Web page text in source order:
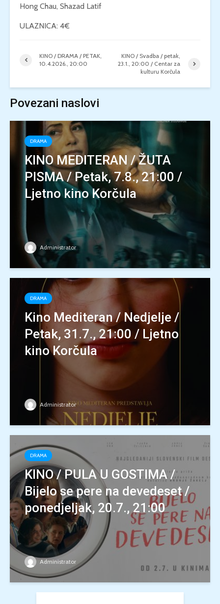
Hong Chau, Shazad Latif
ULAZNICA: 4€
KINO / DRAMA / PETAK,
10.4.2026., 20:00
KINO / Svadba / petak,
23.1., 20:00 / Centar za
kulturu Korčula
Povezani naslovi
DRAMA
KINO MEDITERAN / ŽUTA
PISMA / Petak, 7.8., 21:00 /
Ljetno kino Korčula
Administrator
DRAMA
Kino Mediteran / Nedjelje /
Petak, 31.7., 21:00 / Ljetno
kino Korčula
Administrator
DRAMA
KINO / PULA U GOSTIMA /
Bijelo se pere na devedeset /
ponedjeljak, 20.7., 21:00
Administrator